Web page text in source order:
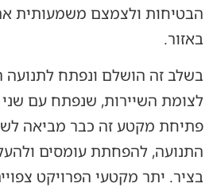
הבטיחות ולצמצם משמעותית
באזור.
בשלב זה הושלם ונפתח לתנועה
לצומת השיירות, שנפתח עם שני
פתיחת מקטע זה כבר מביאה
התנועה, להפחתת עומסים
בציר. יתר מקטעי הפרויקט